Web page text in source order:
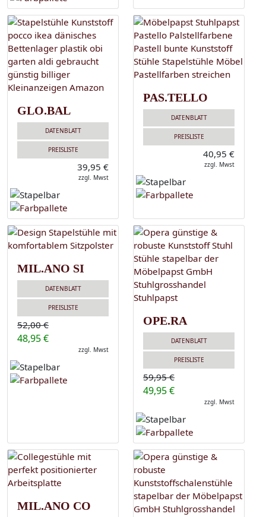
GLO.BAL
DATENBLATT
PREISLISTE
39,95 €
zzgl. Mwst
PAS.TELLO
DATENBLATT
PREISLISTE
40,95 €
zzgl. Mwst
MIL.ANO SI
DATENBLATT
PREISLISTE
52,00 €
48,95 €
zzgl. Mwst
OPE.RA
DATENBLATT
PREISLISTE
59,95 €
49,95 €
zzgl. Mwst
MIL.ANO CO